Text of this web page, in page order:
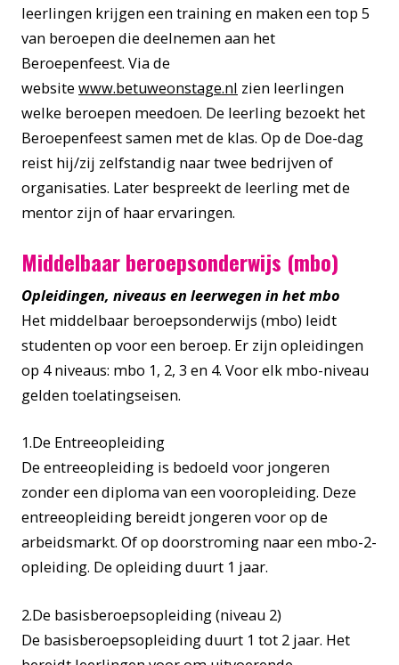
leerlingen krijgen een training en maken een top 5
van beroepen die deelnemen aan het
Beroepenfeest. Via de
website www.betuweonstage.nl zien leerlingen
welke beroepen meedoen. De leerling bezoekt het
Beroepenfeest samen met de klas. Op de Doe-dag
reist hij/zij zelfstandig naar twee bedrijven of
organisaties. Later bespreekt de leerling met de
mentor zijn of haar ervaringen.
Middelbaar beroepsonderwijs (mbo)
Opleidingen, niveaus en leerwegen in het mbo
Het middelbaar beroepsonderwijs (mbo) leidt
studenten op voor een beroep. Er zijn opleidingen
op 4 niveaus: mbo 1, 2, 3 en 4. Voor elk mbo-niveau
gelden toelatingseisen.
1.De Entreeopleiding
De entreeopleiding is bedoeld voor jongeren
zonder een diploma van een vooropleiding. Deze
entreeopleiding bereidt jongeren voor op de
arbeidsmarkt. Of op doorstroming naar een mbo-2-
opleiding. De opleiding duurt 1 jaar.
2.De basisberoepsopleiding (niveau 2)
De basisberoepsopleiding duurt 1 tot 2 jaar. Het